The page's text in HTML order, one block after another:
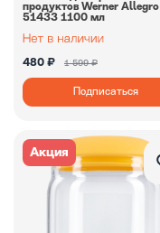
продуктов Werner Allegro
51433 1100 мл
480 ₽ 1 599 ₽
Подписаться
Акция